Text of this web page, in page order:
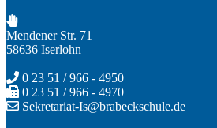
Mendener Str. 71
58636 Iserlohn
0 23 51 / 966 - 4950
0 23 51 / 966 - 4970
Sekretariat-Is@brabeckschule.de